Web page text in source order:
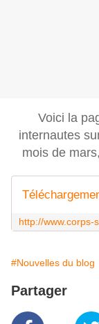
Voici la
internautes
mois de
#Nouvelles du blog
Partager